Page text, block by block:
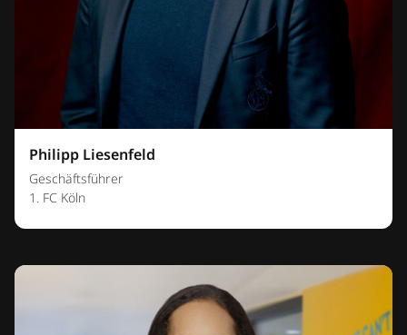
Philipp Liesenfeld
Geschäftsführer
1. FC Köln